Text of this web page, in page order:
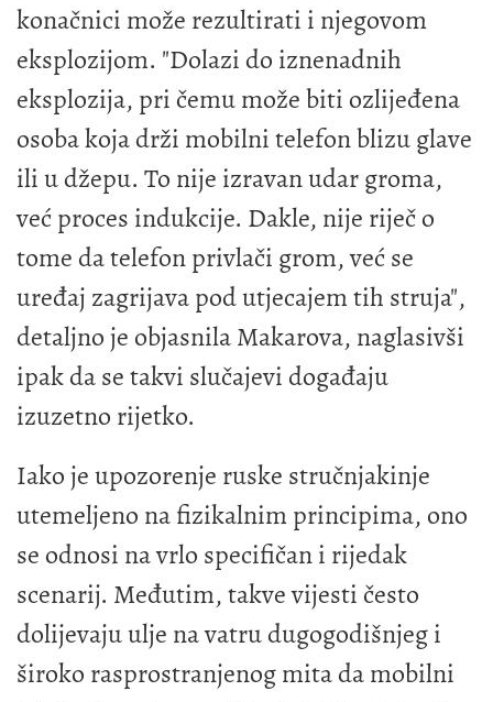
konačnici može rezultirati i njegovom
eksplozijom. "Dolazi do iznenadnih
eksplozija, pri čemu može biti ozlijeđena
osoba koja drži mobilni telefon blizu glave
ili u džepu. To nije izravan udar groma,
već proces indukcije. Dakle, nije riječ o
tome da telefon privlači grom, već se
uređaj zagrijava pod utjecajem tih struja",
detaljno je objasnila Makarova, naglasivši
ipak da se takvi slučajevi događaju
izuzetno rijetko.
Iako je upozorenje ruske stručnjakinje
utemeljeno na fizikalnim principima, ono
se odnosi na vrlo specifičan i rijedak
scenarij. Međutim, takve vijesti često
dolijevaju ulje na vatru dugogodišnjeg i
široko rasprostranjenog mita da mobilni